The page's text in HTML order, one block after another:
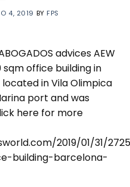
4, 2019 BY FPS
ABOGADOS advices AEW
sqm office building in
in Vila Olimpica
port and was
here for more
2019/01/31/
building-barcelona-